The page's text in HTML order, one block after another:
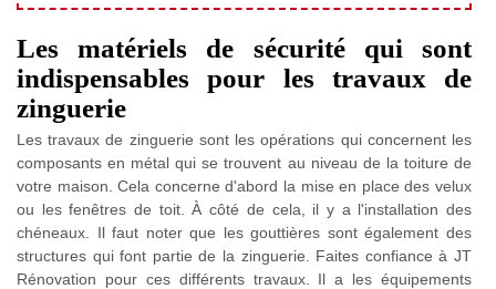
Les matériels de sécurité qui sont
indispensables pour les travaux de
zinguerie
Les travaux de zinguerie sont les opérations qui concernent les
composants en métal qui se trouvent au niveau de la toiture de
votre maison. Cela concerne d'abord la mise en place des velux
ou les fenêtres de toit. À côté de cela, il y a l'installation des
chéneaux. Il faut noter que les gouttières sont également des
structures qui font partie de la zinguerie. Faites confiance à JT
Rénovation pour ces différents travaux. Il a les équipements